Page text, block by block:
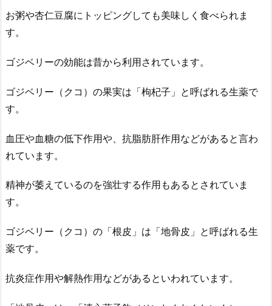
お粥や杏仁豆腐にトッピングしても美味しく食べられま
す。
ゴジベリーの効能は昔から利用されています。
ゴジベリー（クコ）の果実は「枸杞子」と呼ばれる生薬で
す。
血圧や血糖の低下作用や、抗脂肪肝作用などがあると言わ
れています。
精神が萎えているのを強壮する作用もあるとされていま
す。
ゴジベリー（クコ）の「根皮」は「地骨皮」と呼ばれる生
薬です。
抗炎症作用や解熱作用などがあるといわれています。